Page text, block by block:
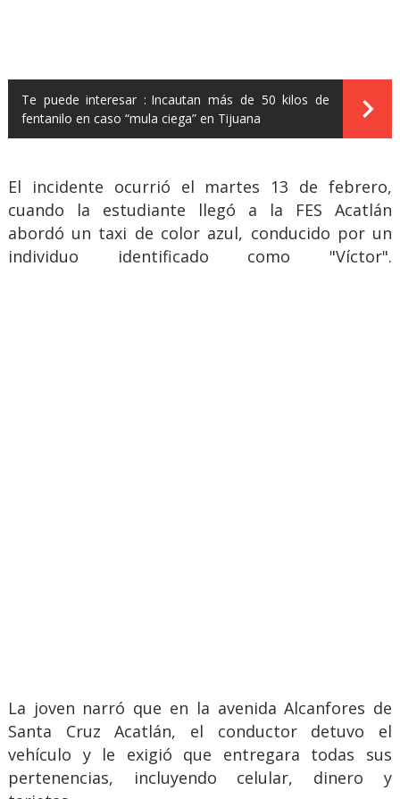
Te puede interesar : Incautan más de 50 kilos de
fentanilo en caso “mula ciega” en Tijuana
El incidente ocurrió el martes 13 de febrero,
cuando la estudiante llegó a la FES Acatlán
abordó un taxi de color azul, conducido por un
individuo identificado como "Víctor".
La joven narró que en la avenida Alcanfores de
Santa Cruz Acatlán, el conductor detuvo el
vehículo y le exigió que entregara todas sus
pertenencias, incluyendo celular, dinero y